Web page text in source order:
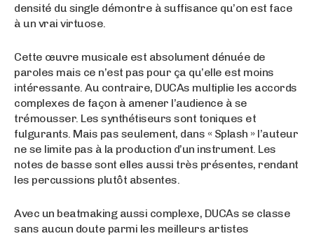
densité du single démontre à suffisance qu’on est face
à un vrai virtuose.
Cette œuvre musicale est absolument dénuée de
paroles mais ce n’est pas pour ça qu’elle est moins
intéressante. Au contraire, DUCAs multiplie les accords
complexes de façon à amener l’audience à se
trémousser. Les synthétiseurs sont toniques et
fulgurants. Mais pas seulement, dans « Splash » l’auteur
ne se limite pas à la production d’un instrument. Les
notes de basse sont elles aussi très présentes, rendant
les percussions plutôt absentes.
Avec un beatmaking aussi complexe, DUCAs se classe
sans aucun doute parmi les meilleurs artistes